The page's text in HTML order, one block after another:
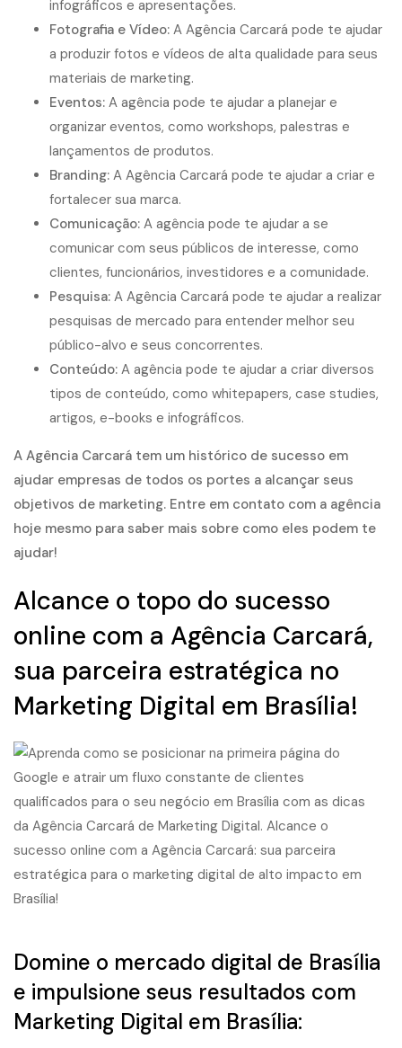
infográficos e apresentações.
Fotografia e Vídeo: A Agência Carcará pode te ajudar
a produzir fotos e vídeos de alta qualidade para seus
materiais de marketing.
Eventos: A agência pode te ajudar a planejar e
organizar eventos, como workshops, palestras e
lançamentos de produtos.
Branding: A Agência Carcará pode te ajudar a criar e
fortalecer sua marca.
Comunicação: A agência pode te ajudar a se
comunicar com seus públicos de interesse, como
clientes, funcionários, investidores e a comunidade.
Pesquisa: A Agência Carcará pode te ajudar a realizar
pesquisas de mercado para entender melhor seu
público-alvo e seus concorrentes.
Conteúdo: A agência pode te ajudar a criar diversos
tipos de conteúdo, como whitepapers, case studies,
artigos, e-books e infográficos.
A Agência Carcará tem um histórico de sucesso em
ajudar empresas de todos os portes a alcançar seus
objetivos de marketing. Entre em contato com a agência
hoje mesmo para saber mais sobre como eles podem te
ajudar!
Alcance o topo do sucesso
online com a Agência Carcará,
sua parceira estratégica no
Marketing Digital em Brasília!
Domine o mercado digital de Brasília
e impulsione seus resultados com
Marketing Digital em Brasília: